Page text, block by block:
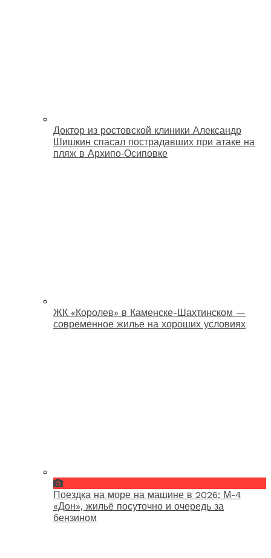
Доктор из ростовской клиники Александр
Шишкин спасал пострадавших при атаке на
пляж в Архипо‑Осиповке
ЖК «Королев» в Каменске-Шахтинском —
современное жилье на хороших условиях
Поездка на море на машине в 2026: М-4
«Дон», жильё посуточно и очередь за
бензином